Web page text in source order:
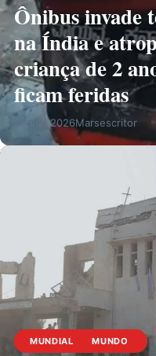
Ônibus invade
na Índia e
criança de 2
ficam feridas
abril 2, 2026Marsescritor
MUNDIAL MUNDO